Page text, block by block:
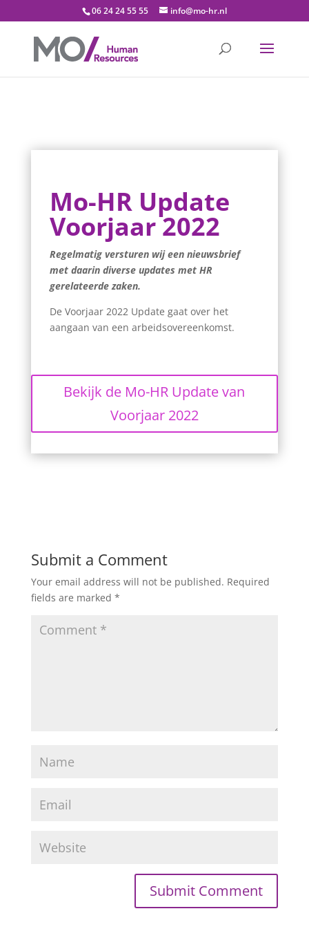
06 24 24 55 55 info@mo-hr.nl
Mo-HR Update
Voorjaar 2022
Regelmatig versturen wij een nieuwsbrief
met daarin diverse updates met HR
gerelateerde zaken.
De Voorjaar 2022 Update gaat over het
aangaan van een arbeidsovereenkomst.
Bekijk de Mo-HR Update van
Voorjaar 2022
Submit a Comment
Your email address will not be published. Required
fields are marked *